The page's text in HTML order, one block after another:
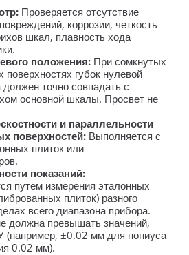
Проверяется отсутствие
коррозии, четкость
шкал, плавность хода
положения: При сомкнутых
поверхностях губок нулевой
точно совпадать с
основной шкалы. Просвет не
и параллельности
поверхностей: Выполняется с
плиток или
показаний:
путем измерения эталонных
плиток) разного
всего диапазона прибора.
должна превышать значений,
(например, ±0.02 мм для нониуса
0.02 мм).